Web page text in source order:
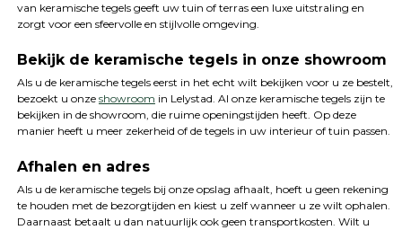
van keramische tegels geeft uw tuin of terras een luxe uitstraling en
zorgt voor een sfeervolle en stijlvolle omgeving.
Bekijk de keramische tegels in onze showroom
Als u de keramische tegels eerst in het echt wilt bekijken voor u ze bestelt,
bezoekt u onze showroom in Lelystad. Al onze keramische tegels zijn te
bekijken in de showroom, die ruime openingstijden heeft. Op deze
manier heeft u meer zekerheid of de tegels in uw interieur of tuin passen.
Afhalen en adres
Als u de keramische tegels bij onze opslag afhaalt, hoeft u geen rekening
te houden met de bezorgtijden en kiest u zelf wanneer u ze wilt ophalen.
Daarnaast betaalt u dan natuurlijk ook geen transportkosten. Wilt u